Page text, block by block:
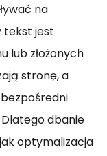
na
tekst jest
lub złożonych
stronę, a
dbanie
optymalizacja